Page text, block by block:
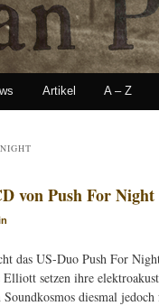
Artikel A – Z
von Push For Night
das US-Duo Push For
setzen ihre
diesmal